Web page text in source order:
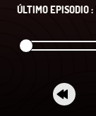
ÚLTIMO EPISODIO :